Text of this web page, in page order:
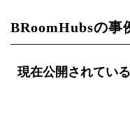
BRoomHubsの事
現在公開されてい